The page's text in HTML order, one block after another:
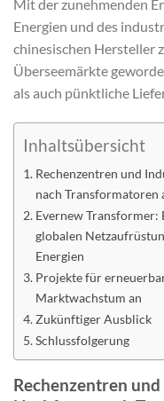
Mit der zunehmenden
Energien und des
chinesischen Hersteller
Überseemärkte
als auch pünktliche
Inhaltsübersicht
Rechenzentren und
nach Transformatoren
Evernew
globalen
Energien
Projekte für
Marktwachstum an
Zukünftiger Ausblick
Schlussfolgerung
Rechenzentren